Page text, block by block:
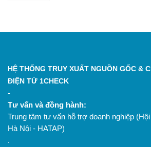
HỆ THỐNG TRUY XUẤT NGUỒN GỐC &
ĐIỆN TỬ 1CHECK
-
Tư vấn và đồng hành:
Trung tâm tư vấn hỗ trợ doanh nghiệp
Hà Nội - HATAP)
.